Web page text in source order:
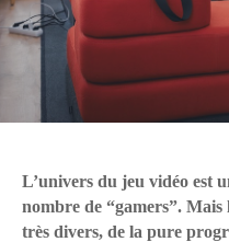
on
L’univers du jeu vidéo est
nombre de “gamers”. Mais
très divers, de la pure